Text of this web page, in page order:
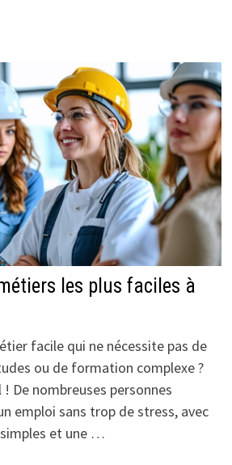
les plus faciles à
facile qui ne nécessite pas de
ou de formation complexe ?
! De nombreuses personnes
emploi sans trop de stress, avec
et une …